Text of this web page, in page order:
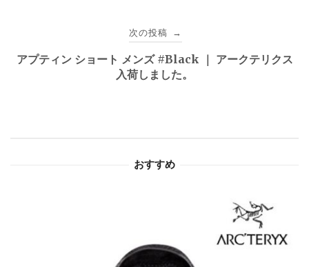
ゲ
次の投稿 →
アプティン ショート メンズ #Black ｜ アークテリクス
入荷しました。
おすすめ